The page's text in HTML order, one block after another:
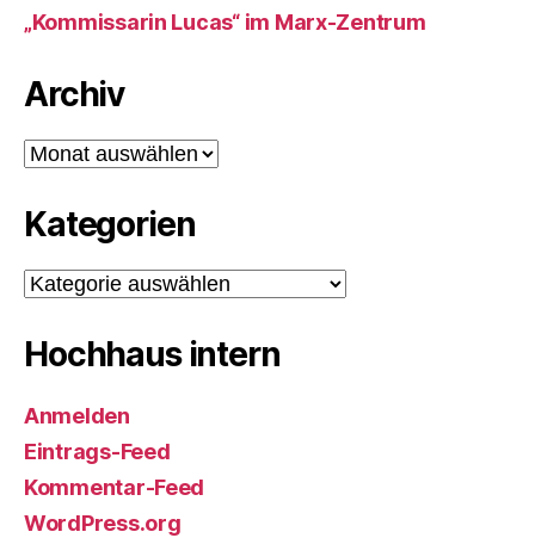
„Kommissarin Lucas“ im Marx-Zentrum
Archiv
Archiv
Kategorien
Kategorien
Hochhaus intern
Anmelden
Eintrags-Feed
Kommentar-Feed
WordPress.org